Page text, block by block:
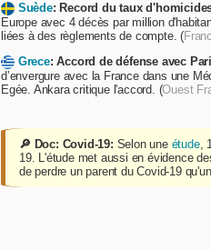
Suède: Record du taux
Europe avec 4 décès par million
liées à des règlements de compte. (
Grece: Accord de défense avec
d’envergure avec la France dans une
Egée. Ankara critique l'accord. (Ouest
🔎 Doc: Covid-19: Selon une étude,
19. L'étude met aussi en évidence
de perdre un parent du Covid-19